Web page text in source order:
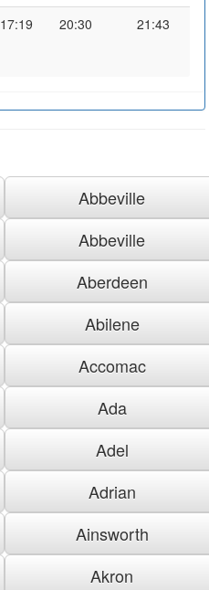
17:19 20:30 21:43
Abbeville
Abbeville
Aberdeen
Abilene
Accomac
Ada
Adel
Adrian
Ainsworth
Akron